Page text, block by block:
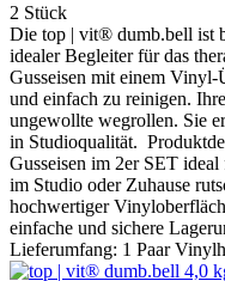
2 Stück
Die top | vit® dumb.bell ist
idealer Begleiter für das
Gusseisen mit einem Vinyl-
und einfach zu reinigen.
ungewollte wegrollen. Sie
in Studioqualität.
Gusseisen im 2er SET
im Studio oder Zuhause
hochwertiger
einfache und sichere
Lieferumfang: 1 Paar